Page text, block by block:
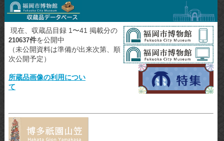
現在、収蔵品目録 1〜41 掲載分の
210637件を公開中
（未公開資料は準備が出来次第、順
次公開予定）
所蔵品画像の利用につい
て